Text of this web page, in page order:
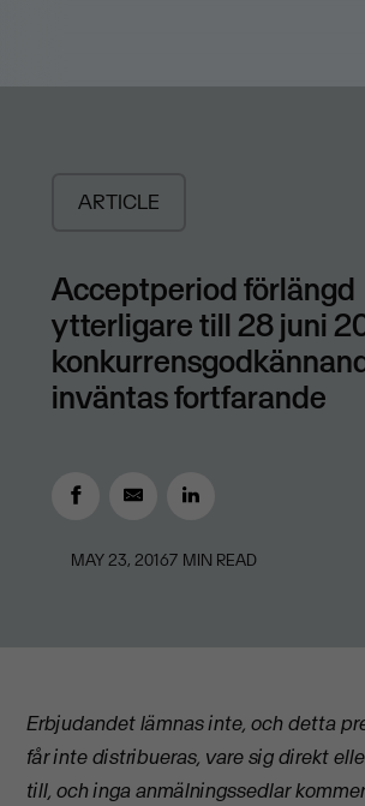
ARTICLE
Acceptperiod förlängd
ytterligare till 28 juni
inväntas fortfarande
MAY 23, 20167 MIN READ
Erbjudandet lämnas inte, och detta
får inte distribueras, vare sig direkt
till, och inga anmälningssedlar